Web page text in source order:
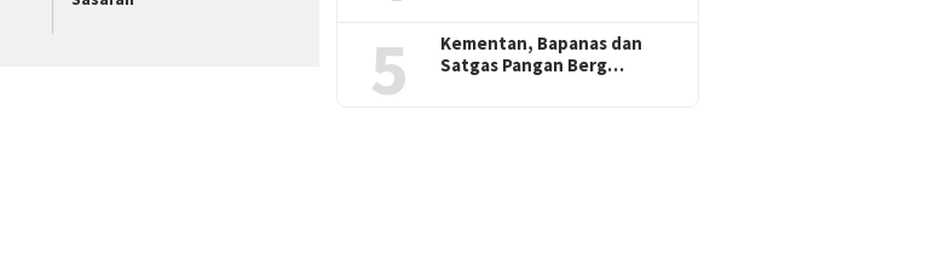
5
Kementan, Bapanas dan
Satgas Pangan Berg…